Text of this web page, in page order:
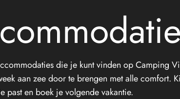
die je kunt vinden op Camping
aan zee door te brengen met alle comfort.
past en boek je volgende vakantie.